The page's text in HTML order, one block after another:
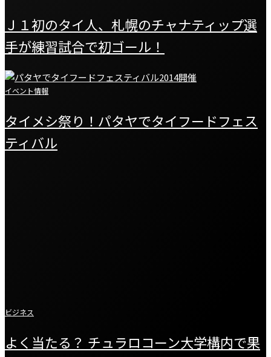
Ｊ１初のタイ人、札幌のチャナティップ選
手が練習試合で初ゴール！
イベント情報
タイメシ祭り！パタヤでタイフードフェス
ティバル
ビジネス
よく当たる？ チュラロコーン大学構内で果